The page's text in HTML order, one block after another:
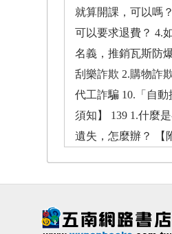
就算開課，可以嗎
可以要求退費？ 4.
名義，推銷瓦斯防
刮樂詐欺 2.購物詐
代工詐騙 10.「自
須知】 139 1.什麼
遺失，怎麼辦？ 【